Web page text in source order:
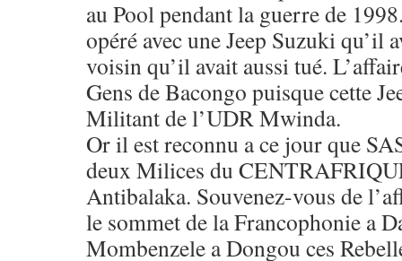
au Pool pendant la guerre de
opéré avec une Jeep Suzuki qu’il
voisin qu’il avait aussi tué.
Gens de Bacongo puisque cette
Militant de l’UDR Mwinda.
Or il est reconnu a ce jour que
deux Milices du
Antibalaka. Souvenez-vous de
le sommet de la Francophonie a
Mombenzele a Dongou ces